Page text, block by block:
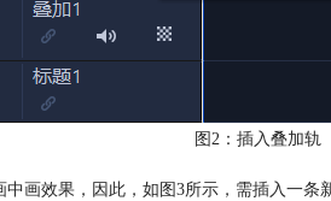
图2：插入叠加轨
画效果，因此，如图3所示，需插入一条